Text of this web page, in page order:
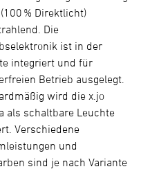
% Direktlicht)
Die
ist in der
integriert und für
Betrieb ausgelegt.
wird die x.jo
als schaltbare Leuchte
Verschiedene
und
sind je nach Variante